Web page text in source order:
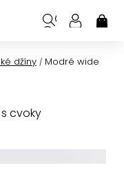
džíny / Modré wide
s cvoky